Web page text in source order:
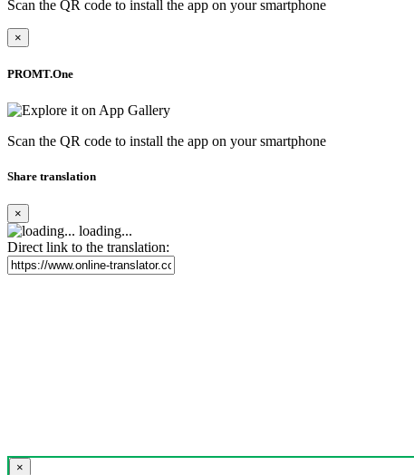
Scan the QR code to install the app on your smartphone
×
PROMT.One
Scan the QR code to install the app on your smartphone
Share translation
×
loading...
Direct link to the translation:
×